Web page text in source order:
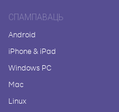
СПАМПАВАЦЬ
Android
iPhone & iPad
Windows PC
Mac
Linux